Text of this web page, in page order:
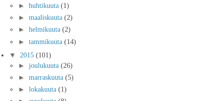
► huhtikuuta (1)
► maaliskuuta (2)
► helmikuuta (2)
► tammikuuta (14)
▼ 2015 (101)
► joulukuuta (26)
► marraskuuta (5)
► lokakuuta (1)